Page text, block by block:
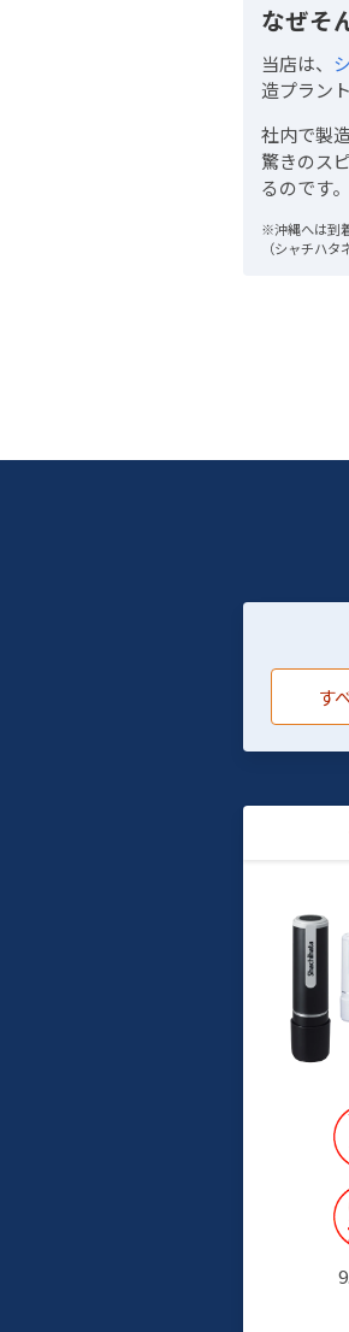
なぜそ
当店は、
造プラン
社内で製
驚きのス
るのです。
※沖縄へは到
（シャチハ
す